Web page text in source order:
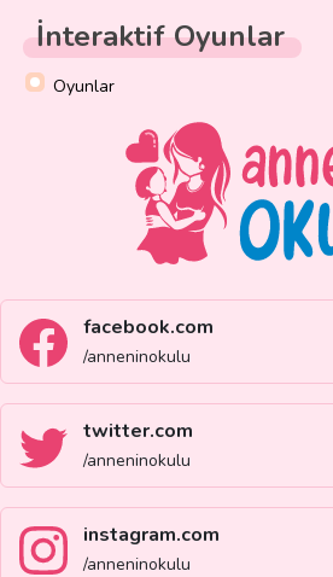
İnteraktif Oyunlar
Oyunlar
facebook.com
/anneninokulu
twitter.com
/anneninokulu
instagram.com
/anneninokulu